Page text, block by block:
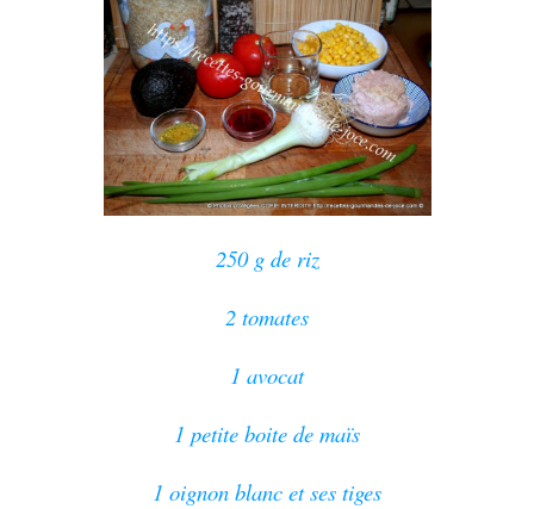
250 g de riz
2 tomates
1 avocat
1 petite boite de maïs
1 oignon blanc et ses tiges